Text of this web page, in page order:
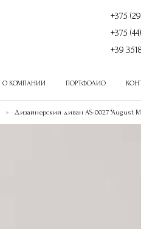
+375
+375
+39
О КОМПАНИИ ПОРТФОЛИО
Дизайнерский диван AS-0027 "August